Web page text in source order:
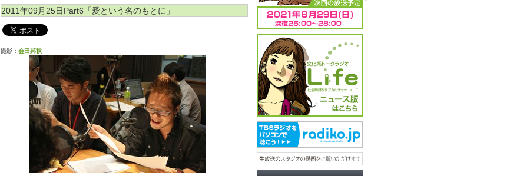
2011年09月25日Part6「愛という名のもとに」
撮影： 会田邦秋